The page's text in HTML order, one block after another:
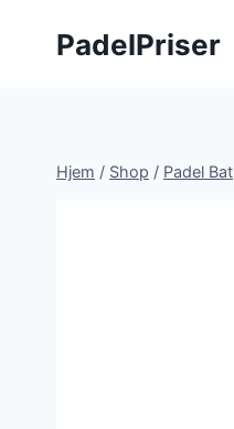
PadelPriser
Hjem / Shop / Padel Bat